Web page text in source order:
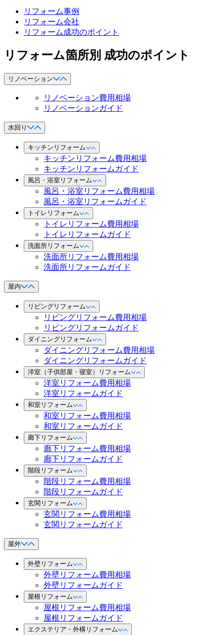
リフォーム事例
リフォーム会社
リフォーム成功のポイント
リフォーム箇所別 成功のポイント
リノベーション
リノベーション費用相場
リノベーションガイド
水回り
キッチンリフォーム
キッチンリフォーム費用相場
キッチンリフォームガイド
風呂・浴室リフォーム
風呂・浴室リフォーム費用相場
風呂・浴室リフォームガイド
トイレリフォーム
トイレリフォーム費用相場
トイレリフォームガイド
洗面所リフォーム
洗面所リフォーム費用相場
洗面所リフォームガイド
屋内
リビングリフォーム
リビングリフォーム費用相場
リビングリフォームガイド
ダイニングリフォーム
ダイニングリフォーム費用相場
ダイニングリフォームガイド
洋室（子供部屋・寝室）リフォーム
洋室リフォーム費用相場
洋室リフォームガイド
和室リフォーム
和室リフォーム費用相場
和室リフォームガイド
廊下リフォーム
廊下リフォーム費用相場
廊下リフォームガイド
階段リフォーム
階段リフォーム費用相場
階段リフォームガイド
玄関リフォーム
玄関リフォーム費用相場
玄関リフォームガイド
屋外
外壁リフォーム
外壁リフォーム費用相場
外壁リフォームガイド
屋根リフォーム
屋根リフォーム費用相場
屋根リフォームガイド
エクステリア・外構リフォーム